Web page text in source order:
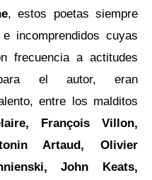
, estos poetas siempre
incomprendidos cuyas
frecuencia a actitudes
para el autor, eran
entre los malditos
François Villon,
Artaud, Olivier
John Keats,